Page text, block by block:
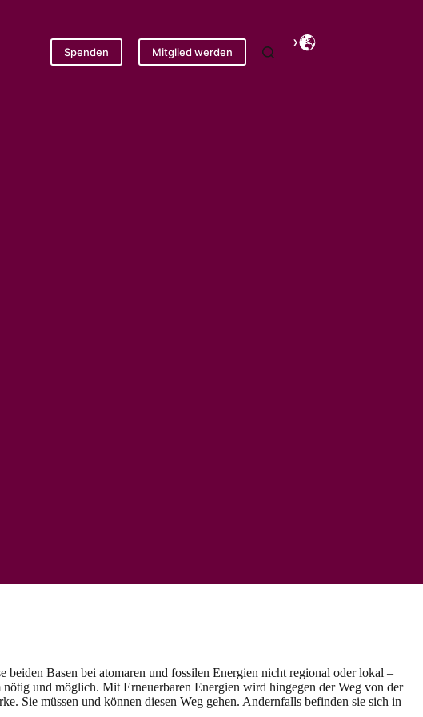
Spenden Mitglied werden
beiden Basen bei atomaren und fossilen Energien nicht regional oder lokal –
und möglich. Mit Erneuerbaren Energien wird hingegen der Weg von der
Sie müssen und können diesen Weg gehen. Andernfalls befinden sie sich in